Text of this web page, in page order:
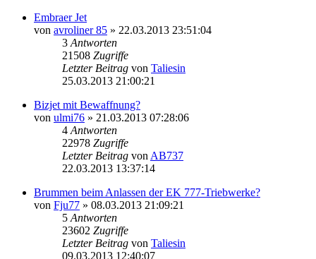
Embraer Jet
von avroliner 85 » 22.03.2013 23:51:04
3 Antworten
21508 Zugriffe
Letzter Beitrag von Taliesin
25.03.2013 21:00:21
Bizjet mit Bewaffnung?
von ulmi76 » 21.03.2013 07:28:06
4 Antworten
22978 Zugriffe
Letzter Beitrag von AB737
22.03.2013 13:37:14
Brummen beim Anlassen der EK 777-Triebwerke?
von Fju77 » 08.03.2013 21:09:21
5 Antworten
23602 Zugriffe
Letzter Beitrag von Taliesin
09.03.2013 12:40:07